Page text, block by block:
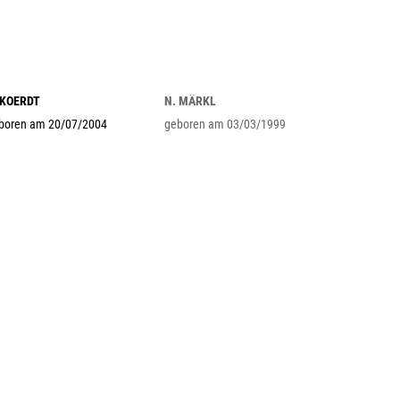
am 20/07/2004
N. MÄRKL
geboren am 03/03/1999